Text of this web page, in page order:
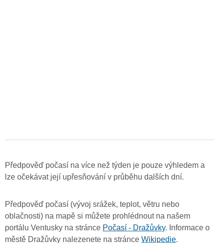
Předpověď počasí na více než týden je pouze výhledem a
lze očekávat její upřesňování v průběhu dalších dní.
Předpověď počasí (vývoj srážek, teplot, větru nebo
oblačnosti) na mapě si můžete prohlédnout na našem
portálu Ventusky na stránce Počasí - Dražůvky. Informace o
městě Dražůvky nalezenete na stránce Wikipedie.